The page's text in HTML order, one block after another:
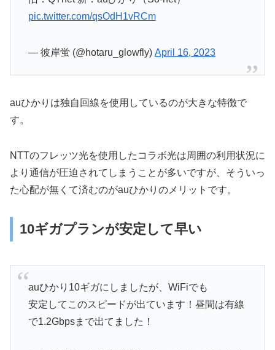
pic.twitter.com/qsOdH1vRCm
— 彼岸蛍 (@hotaru_glowfly) April 16, 2023
auひかりは独自回線を使用しているのが大きな特徴で
す。
NTTのフレッツ光を使用したコラボ光は周囲の利用状況に
より通信が圧迫されてしまうことが多いですが、そういっ
た心配が無くて済むのがauひかりのメリットです。
10ギガプランが安定して早い
auひかり10ギガにしましたが、WiFiでも
安定してこのスピードが出ています！昼間は有線
で1.2Gbpsまで出てました！